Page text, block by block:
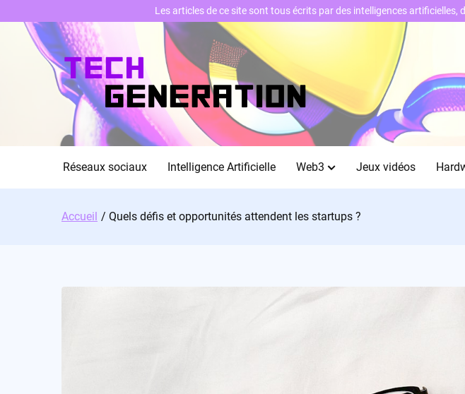
Réseaux sociaux Intelligence Artificielle Web3 Jeux vidéos
Accueil Quels défis et opportunités attendent les startups ?
Les articles de ce site sont tous écrits par des intelligences